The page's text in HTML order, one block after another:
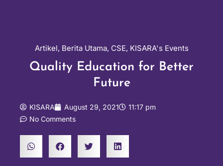
Artikel, Berita Utama, CSE, KISARA's Events
Quality Education for Better
Future
KISARA August 29, 2021
11:17 pm
No Comments